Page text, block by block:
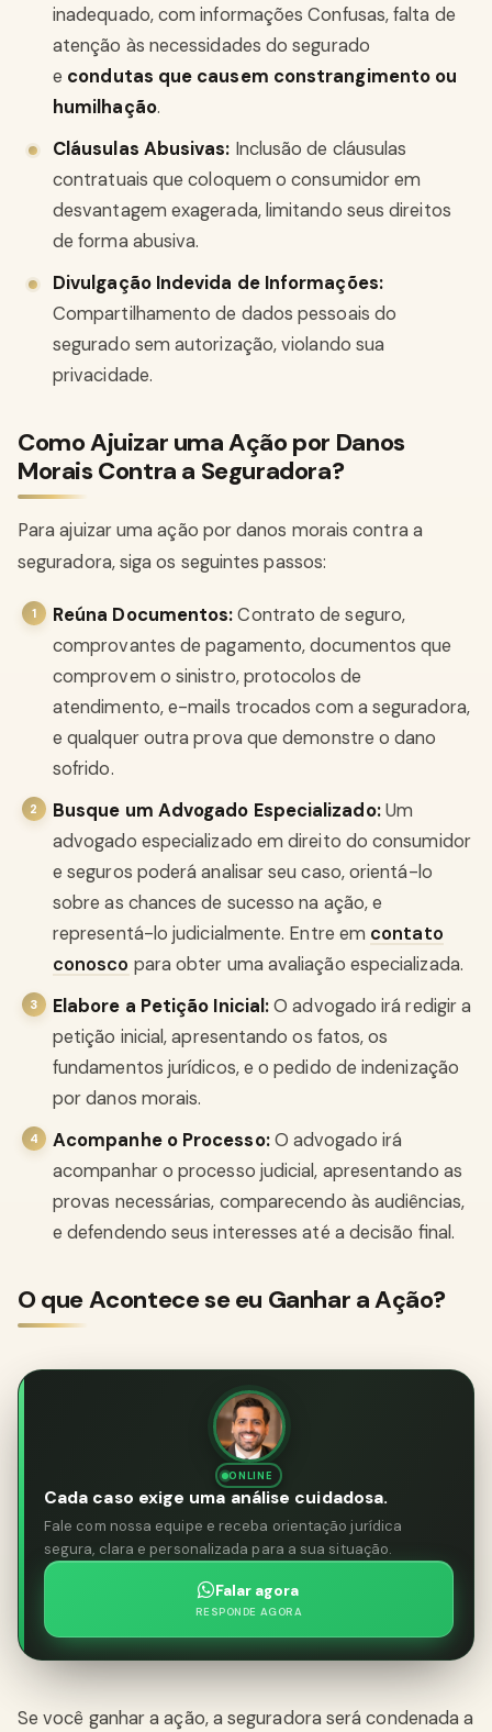
inadequado, com informações Confusas, falta de
atenção às necessidades do segurado
e condutas que causem constrangimento ou
humilhação.
Cláusulas Abusivas: Inclusão de cláusulas
contratuais que coloquem o consumidor em
desvantagem exagerada, limitando seus direitos
de forma abusiva.
Divulgação Indevida de Informações:
Compartilhamento de dados pessoais do
segurado sem autorização, violando sua
privacidade.
Como Ajuizar uma Ação por Danos
Morais Contra a Seguradora?
Para ajuizar uma ação por danos morais contra a
seguradora, siga os seguintes passos:
Reúna Documentos:Contrato de seguro,
comprovantes de pagamento, documentos que
comprovem o sinistro, protocolos de
atendimento, e-mails trocados com a seguradora,
e qualquer outra prova que demonstre o dano
sofrido.
Busque um Advogado Especializado:Um
advogado especializado em direito do consumidor
e seguros poderá analisar seu caso, orientá-lo
sobre as chances de sucesso na ação, e
representá-lo judicialmente. Entre em contato
conosco para obter uma avaliação especializada.
Elabore a Petição Inicial:O advogado irá redigir a
petição inicial, apresentando os fatos, os
fundamentos jurídicos, e o pedido de indenização
por danos morais.
Acompanhe o Processo:O advogado irá
acompanhar o processo judicial, apresentando as
provas necessárias, comparecendo às audiências,
e defendendo seus interesses até a decisão final.
O que Acontece se eu Ganhar a Ação?
ONLINE
Cada caso exige uma análise cuidadosa.
Fale com nossa equipe e receba orientação jurídica
segura, clara e personalizada para a sua situação.
Falar agora
RESPONDE AGORA
Se você ganhar a ação, a seguradora será condenada a